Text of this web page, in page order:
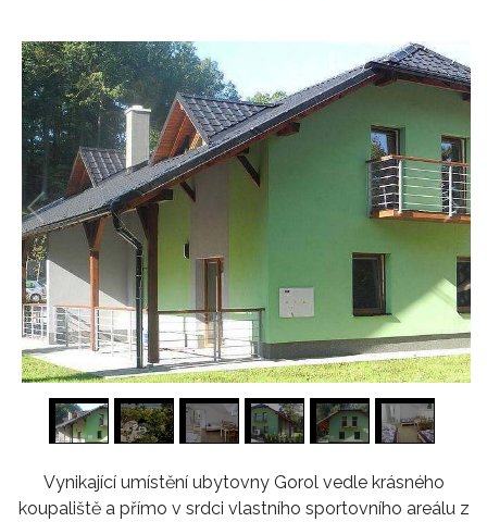
1/16
Vynikající umístění ubytovny Gorol vedle krásného
koupaliště a přímo v srdci vlastního sportovního areálu z